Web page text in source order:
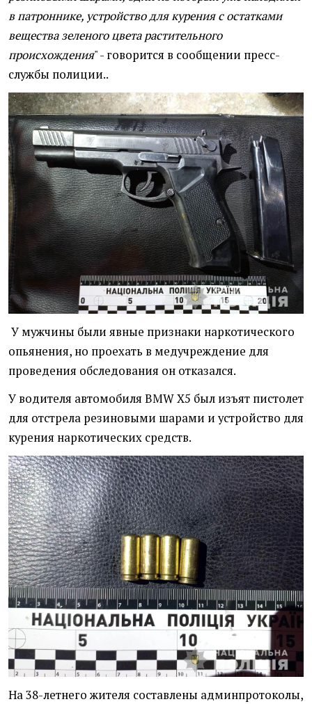
в патроннике, устройство для курения с остатками
вещества зеленого цвета растительного
происхождения" - говорится в сообщении пресс-
службы полиции..
У мужчины были явные признаки наркотического
опьянения, но проехать в медучреждение для
проведения обследования он отказался.
У водителя автомобиля BMW X5 был изъят пистолет
для отстрела резиновыми шарами и устройство для
курения наркотических средств.
На 38-летнего жителя составлены админпротоколы,